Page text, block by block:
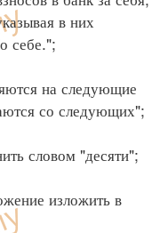
в них
себе.";
на следующие
со следующих";
словом "десяти";
изложить в